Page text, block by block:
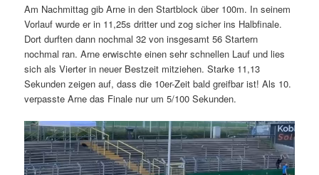
Am Nachmittag gib Arne in den Startblock über 100m. In seinem
Vorlauf wurde er in 11,25s dritter und zog sicher ins Halbfinale.
Dort durften dann nochmal 32 von insgesamt 56 Startern
nochmal ran. Arne erwischte einen sehr schnellen Lauf und lies
sich als Vierter in neuer Bestzeit mitziehen. Starke 11,13
Sekunden zeigen auf, dass die 10er-Zeit bald greifbar ist! Als 10.
verpasste Arne das Finale nur um 5/100 Sekunden.